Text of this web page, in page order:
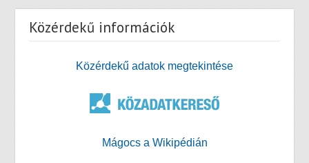
Közérdekű információk
Közérdekű adatok megtekintése
Mágocs a Wikipédián